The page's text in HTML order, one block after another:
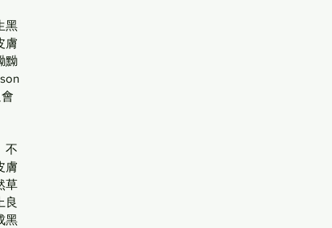
黑
膚
黝
不
膚
草
良
黑